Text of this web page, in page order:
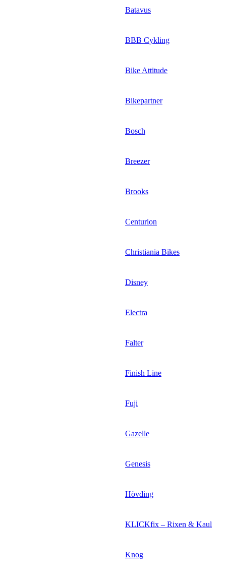
Batavus
BBB Cykling
Bike Attitude
Bikepartner
Bosch
Breezer
Brooks
Centurion
Christiania Bikes
Disney
Electra
Falter
Finish Line
Fuji
Gazelle
Genesis
Hövding
KLICKfix – Rixen & Kaul
Knog